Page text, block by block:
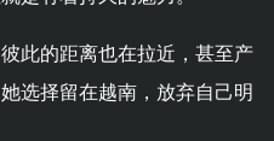
此的距离也在拉近，甚至产
选择留在越南，放弃自己明